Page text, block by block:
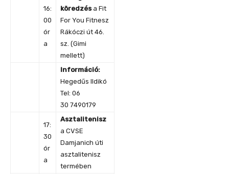
16:
00
ór
a
köredzésa Fit
For You Fitnesz
Rákóczi út 46.
sz. (Gimi
mellett)
Információ:
Hegedűs Ildikó
Tel: 06
30 7490179
17:
30
ór
a
Asztalitenisz
a CVSE
Damjanich úti
asztalitenisz
termében